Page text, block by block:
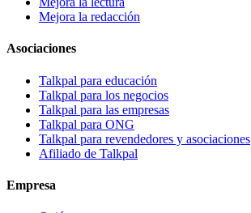
Mejora la redacción
Asociaciones
Talkpal para educación
Talkpal para los negocios
Talkpal para las empresas
Talkpal para ONG
Talkpal para revendedores y asociaciones
Afiliado de Talkpal
Empresa